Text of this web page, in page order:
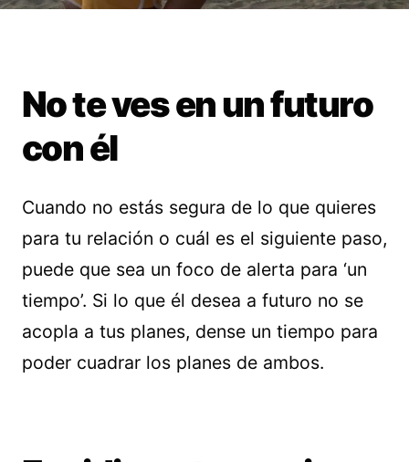
No te ves en un futuro
con él
Cuando no estás segura de lo que quieres
para tu relación o cuál es el siguiente paso,
puede que sea un foco de alerta para ‘un
tiempo’. Si lo que él desea a futuro no se
acopla a tus planes, dense un tiempo para
poder cuadrar los planes de ambos.